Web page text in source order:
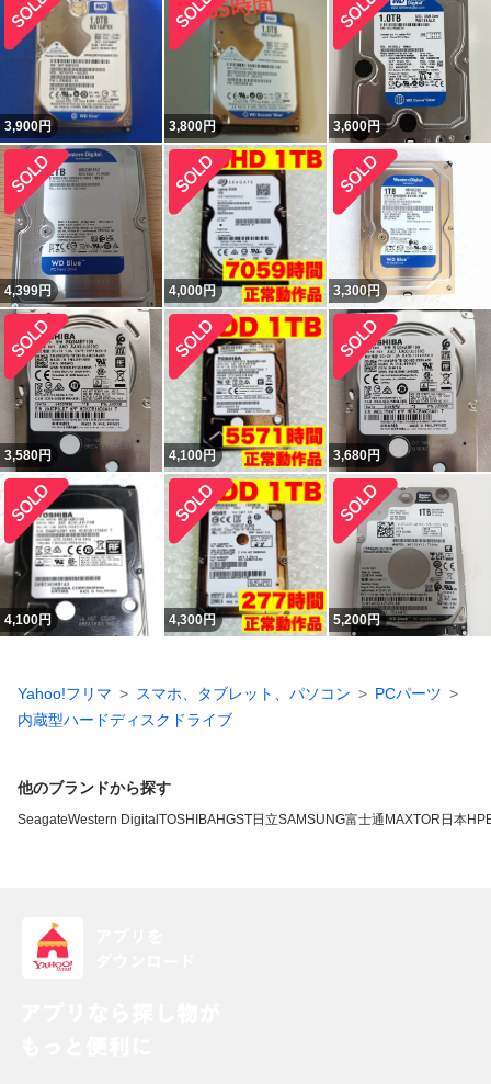
3,900円 3,800円 3,600円
4,399円 4,000円 3,300円
3,580円 4,100円 3,680円
4,100円 4,300円 5,200円
Yahoo!フリマ スマホ、タブレット、パソコン
PCパーツ
内蔵型ハードディスクドライブ
他のブランドから探す
SeagateWestern Digital TOSHIBAHGST日立SAMSUNG富士通 MAXTOR 日本HP